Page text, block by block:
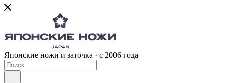
Японские ножи и заточка · с 2006 года